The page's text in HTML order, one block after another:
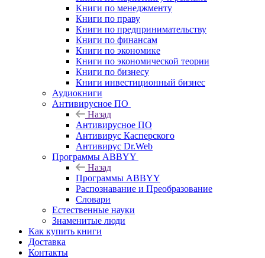
Книги по менеджменту
Книги по праву
Книги по предпринимательству
Книги по финансам
Книги по экономике
Книги по экономической теории
Книги по бизнесу
Книги инвестиционный бизнес
Аудиокниги
Антивирусное ПО
Назад
Антивирусное ПО
Антивирус Касперского
Антивирус Dr.Web
Программы ABBYY
Назад
Программы ABBYY
Распознавание и Преобразование
Словари
Естественные науки
Знаменитые люди
Как купить книги
Доставка
Контакты